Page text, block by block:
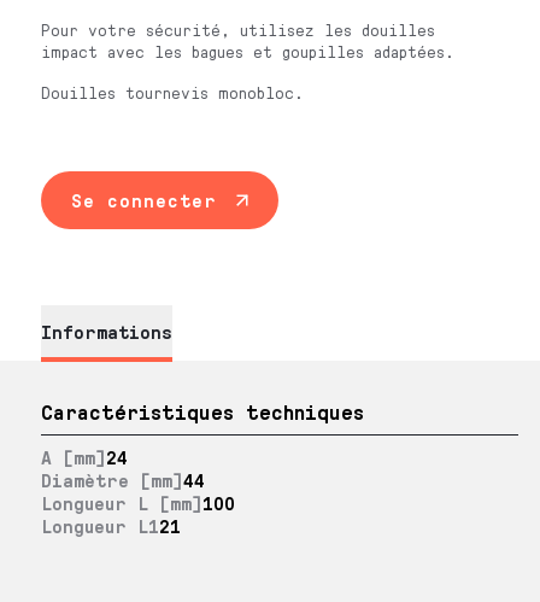
Pour votre sécurité, utilisez les douilles
impact avec les bagues et goupilles adaptées.
Douilles tournevis monobloc.
Se connecter
Informations
Caractéristiques techniques
A [mm]24
Diamètre [mm]44
Longueur L [mm]100
Longueur L121